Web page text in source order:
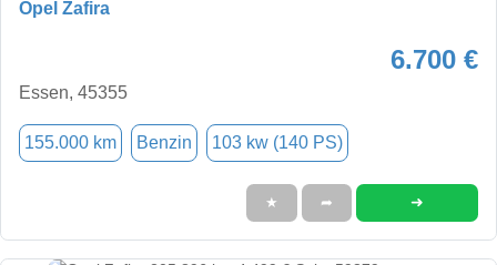
Opel Zafira
6.700 €
Essen, 45355
155.000 km Benzin 103 kw (140 PS)
★ ➦ ➜